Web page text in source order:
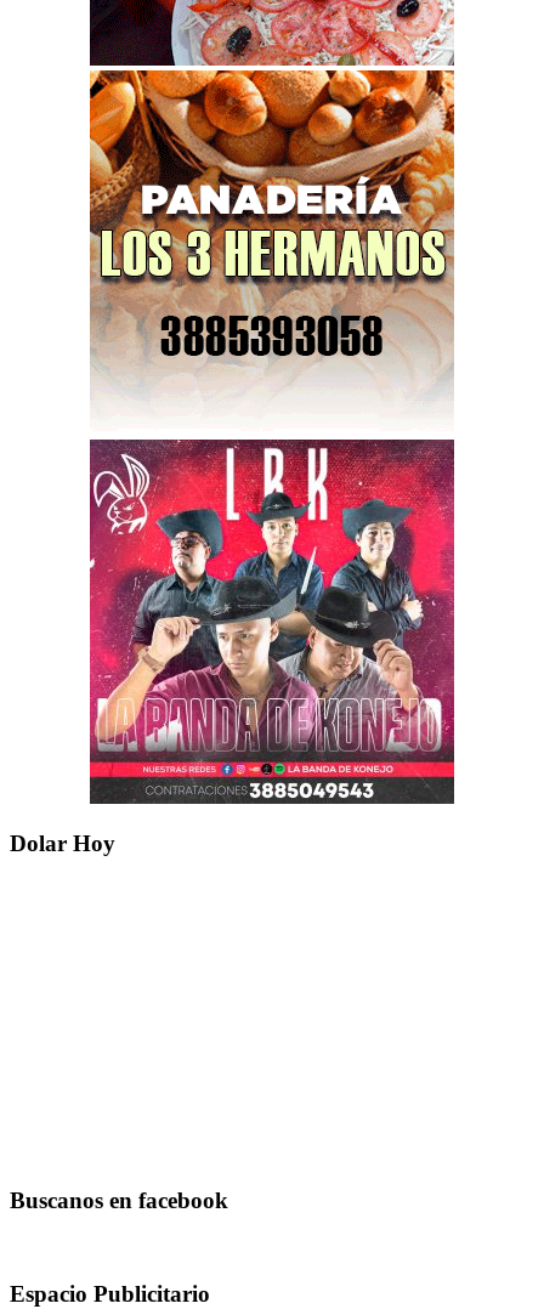
Dolar Hoy
Buscanos en facebook
Espacio Publicitario